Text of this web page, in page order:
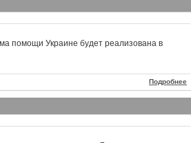
помощи Украине будет реализована в
Подробнее